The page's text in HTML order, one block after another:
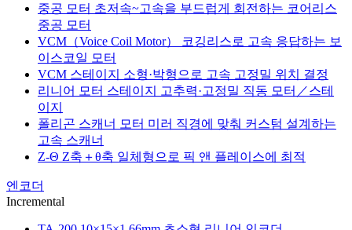
중공 모터 초저속~고속을 부드럽게 회전하는 코어리스
중공 모터
VCM（Voice Coil Motor）
코깅리스로 고속 응답하는 보
이스코일 모터
VCM 스테이지 소형·박형으로 고속 고정밀 위치 결정
리니어 모터 스테이지
고추력·고정밀 직동 모터／스테
이지
폴리곤 스캐너 모터 미러 직경에 맞춰 커스텀 설계하는
고속 스캐너
Z-Θ Z축＋θ축 일체형으로 픽 앤 플레이스에 최적
엔코더
Incremental